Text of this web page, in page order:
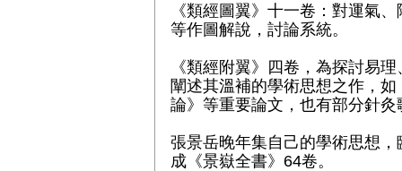
《類經圖翼》十一卷：對運氣
等作圖解說，討論系統。
《類經附翼》四卷，為探討易
闡述其溫補的學術思想之作，如
論》等重要論文，也有部分針灸
張景岳晚年集自己的學術思想
成《景嶽全書》64卷。